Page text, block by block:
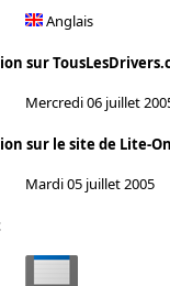
Anglais
sur
Mercredi 06 juillet
sur le site de Lite-
Mardi 05 juillet 2005